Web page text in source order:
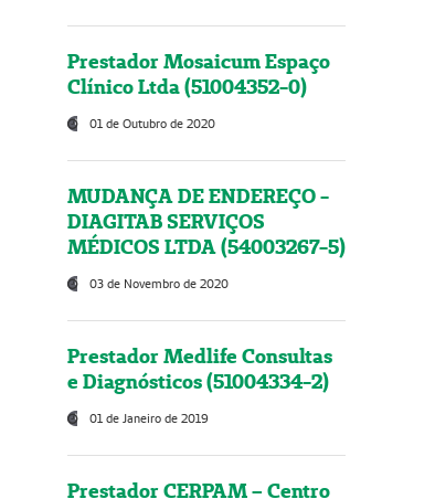
Prestador Mosaicum Espaço
Clínico Ltda (51004352-0)
01 de Outubro de 2020
MUDANÇA DE ENDEREÇO -
DIAGITAB SERVIÇOS
MÉDICOS LTDA (54003267-5)
03 de Novembro de 2020
Prestador Medlife Consultas
e Diagnósticos (51004334-2)
01 de Janeiro de 2019
Prestador CERPAM – Centro